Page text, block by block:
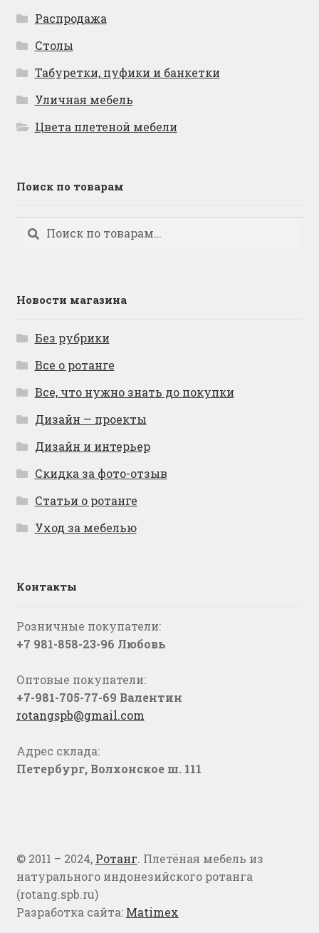
Распродажа
Столы
Табуретки, пуфики и банкетки
Уличная мебель
Цвета плетеной мебели
Поиск по товарам
Искать:
Поиск
Новости магазина
Без рубрики
Все о ротанге
Все, что нужно знать до покупки
Дизайн — проекты
Дизайн и интерьер
Скидка за фото-отзыв
Статьи о ротанге
Уход за мебелью
Контакты
Розничные покупатели:
+7 981-858-23-96 Любовь
Оптовые покупатели:
+7-981-705-77-69 Валентин
rotangspb@gmail.com
Адрес склада:
Петербург, Волхонское ш. 111
© 2011 – 2024, Ротанг. Плетёная мебель из
натурального индонезийского ротанга
(rotang.spb.ru)
Разработка сайта: Matimex